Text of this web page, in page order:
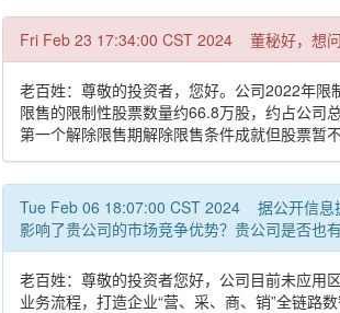
Fri Feb 23 17:34:00 CST 2024 董秘好，想
老百姓：尊敬的投资者，您好。公司2022年
限售的限制性股票数量约66.8万股，约占公司
第一个解除限售期解除限售条件成就但股票暂
Tue Feb 06 18:07:00 CST 2024 据公开信息
影响了贵公司的市场竞争优势？贵公司是否也
老百姓：尊敬的投资者您好，公司目前未应用
业务流程，打造企业“营、采、商、销”全链路